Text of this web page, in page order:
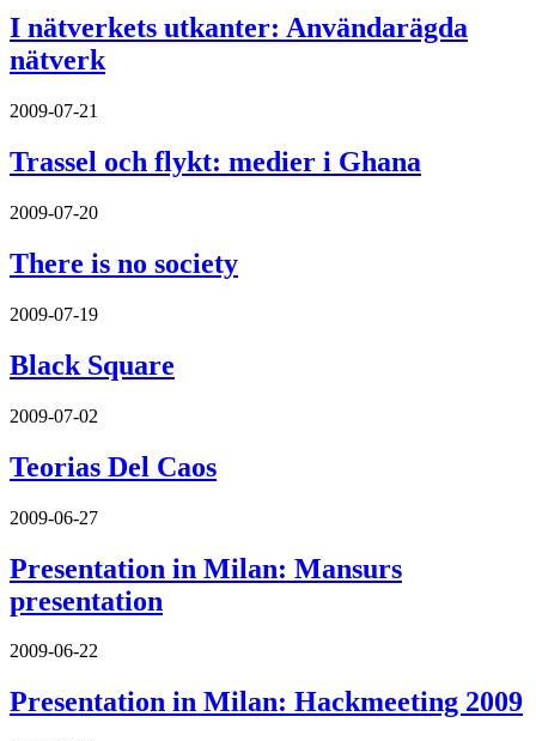
I nätverkets utkanter: Användarägda
nätverk
2009-07-21
Trassel och flykt: medier i Ghana
2009-07-20
There is no society
2009-07-19
Black Square
2009-07-02
Teorias Del Caos
2009-06-27
Presentation in Milan: Mansurs
presentation
2009-06-22
Presentation in Milan: Hackmeeting 2009